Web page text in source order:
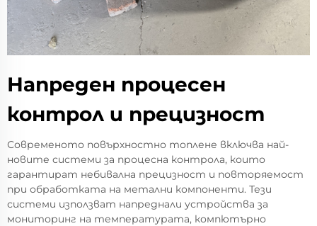
Напреден процесен
контрол и прецизност
Современото повърхностно топлене включва най-
новите системи за процесна контрола, които
гарантират небивална прецизност и повторяемост
при обработката на метални компоненти. Тези
системи използват напреднали устройства за
мониторинг на температурата, компютърно